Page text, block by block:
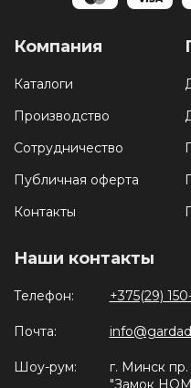
Компания
Каталоги
Производство
Сотрудничество
Публичная оферта
Контакты
Наши контакты
Телефон: +375(29)
Почта:
Шоу-рум:
г. Минск
"Замок